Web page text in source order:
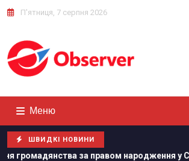
П'ятниця, 7 серпня 2026
Меню
ШВИДКІ НОВИНИ
народження у США Інцидент